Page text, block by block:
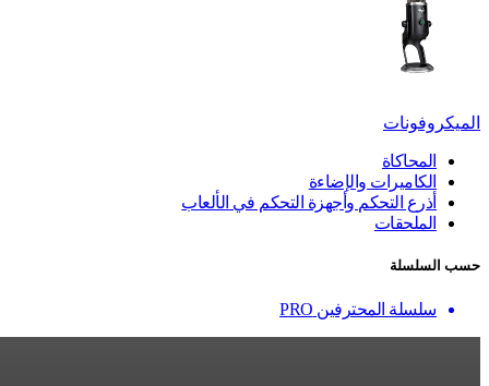
الميكروفونات
المحاكاة
الكاميرات والإضاءة
أذرع التحكم وأجهزة التحكم في الألعاب
الملحقات
حسب السلسلة
سلسلة المحترفين PRO